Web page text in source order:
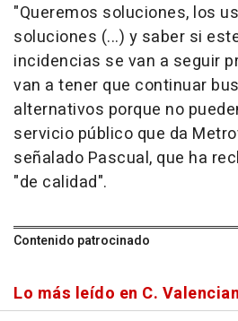
"Queremos soluciones, los
soluciones (...) y saber si
incidencias se van a seguir
van a tener que continuar
alternativos porque no
servicio público que da
señalado Pascual, que ha
"de calidad".
Contenido patrocinado
Lo más leído en C.